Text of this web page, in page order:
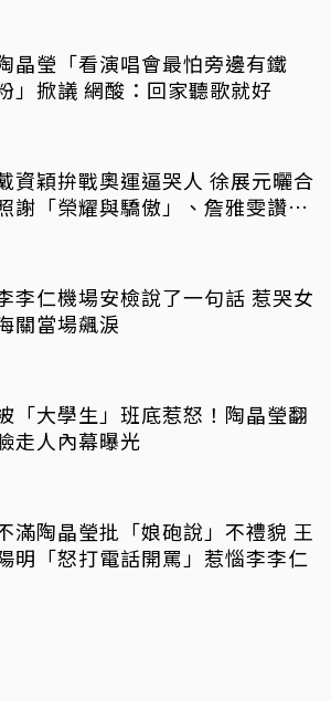
晶瑩「看演唱會最怕旁邊有鐵
」掀議 網酸：回家聽歌就好
資穎拚戰奧運逼哭人 徐展元曬合
謝「榮耀與驕傲」、詹雅雯讚
李仁機場安檢說了一句話 惹哭女
關當場飆淚
「大學生」班底惹怒！陶晶瑩翻
走人內幕曝光
滿陶晶瑩批「娘砲說」不禮貌 王
明「怒打電話開罵」惹惱李李仁